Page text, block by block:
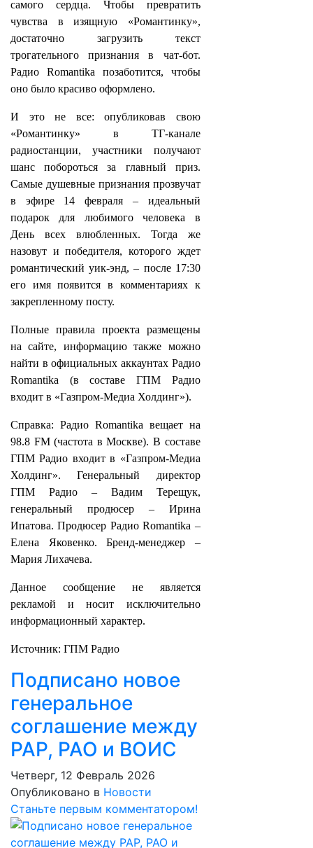
самого сердца. Чтобы превратить
чувства в изящную «Романтинку»,
достаточно загрузить текст
трогательного признания в чат‑бот.
Радио Romantika позаботится, чтобы
оно было красиво оформлено.
И это не все: опубликовав свою
«Романтинку» в ТГ-канале
радиостанции, участники получают
шанс побороться за главный приз.
Самые душевные признания прозвучат
в эфире 14 февраля – идеальный
подарок для любимого человека в
День всех влюбленных. Тогда же
назовут и победителя, которого ждет
романтический уик-энд, – после 17:30
его имя появится в комментариях к
закрепленному посту.
Полные правила проекта размещены
на сайте, информацию также можно
найти в официальных аккаунтах Радио
Romantika (в составе ГПМ Радио
входит в «Газпром-Медиа Холдинг»).
Справка: Радио Romantika вещает на
98.8 FM (частота в Москве). В составе
ГПМ Радио входит в «Газпром-Медиа
Холдинг». Генеральный директор
ГПМ Радио – Вадим Терещук,
генеральный продюсер – Ирина
Ипатова. Продюсер Радио Romantika –
Елена Яковенко. Бренд-менеджер –
Мария Лихачева.
Данное сообщение не является
рекламой и носит исключительно
информационный характер.
Источник: ГПМ Радио
Подписано новое
генеральное
соглашение между
РАР, РАО и ВОИС
Четверг, 12 Февраль 2026
Опубликовано в Новости
Станьте первым комментатором!